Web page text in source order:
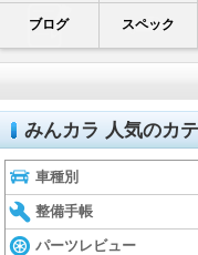
ブログ スペック
みんカラ 人気のカ
車種別
整備手帳
パーツレビュー